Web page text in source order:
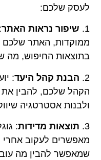
לעסק שלכם:
1. שיפור נראות האתר
ממוקדות, האתר שלכם
בתוצאות החיפוש, מה
2. הבנת קהל היעד:
הקהל שלכם, להבין את
ולבנות אסטרטגיה
3. תוצאות מדידות:
מאפשרים לעקוב אחרי
שמאפשר להבין מה